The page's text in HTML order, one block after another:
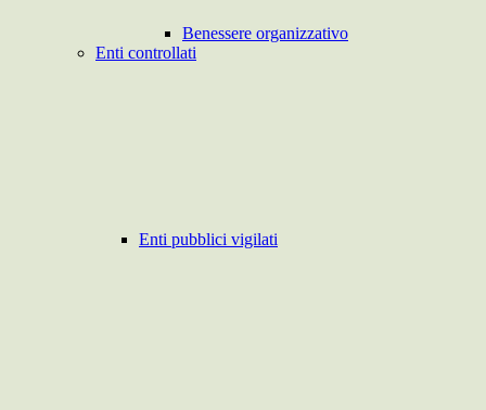
Benessere organizzativo
Enti controllati
Enti pubblici vigilati